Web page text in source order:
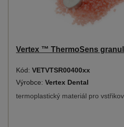
Vertex ™ ThermoSens
Kód: VETVTSR00400xx
Výrobce: Vertex Dental
termoplastický materiál pro